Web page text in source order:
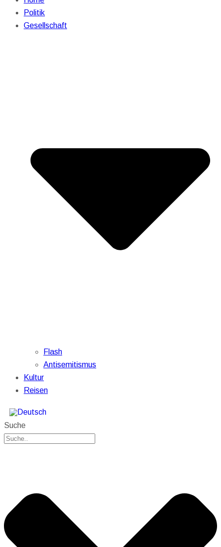
Politik
Gesellschaft
Flash
Antisemitismus
Kultur
Reisen
Suche